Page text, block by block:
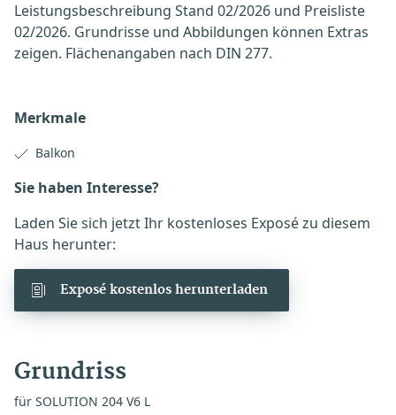
Leistungsbeschreibung Stand 02/2026 und Preisliste
02/2026. Grundrisse und Abbildungen können Extras
zeigen. Flächenangaben nach DIN 277.
Merkmale
Balkon
Sie haben Interesse?
Laden Sie sich jetzt Ihr kostenloses Exposé zu diesem
Haus herunter:
Exposé kostenlos herunterladen
Grundriss
für SOLUTION 204 V6 L